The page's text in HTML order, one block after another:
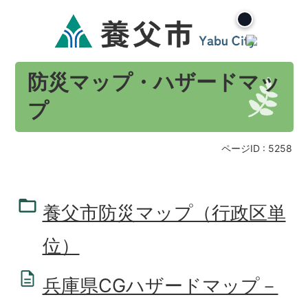
防災マップ・ハザードマッ
プ
ページID : 5258
養父市防災マップ（行政区単
位）
兵庫県CGハザードマップ－